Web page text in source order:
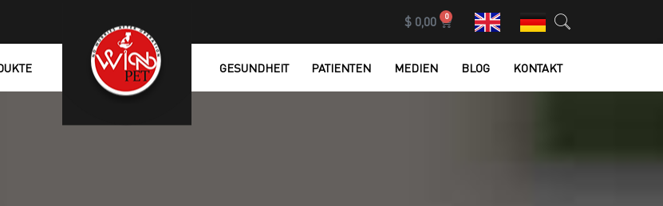
$0,00 0
GESUNDHEIT PATIENTEN MEDIEN BLOG KONTAKT